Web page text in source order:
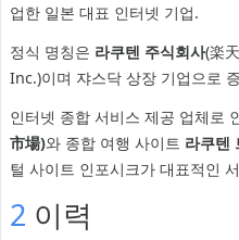
업한 일본 대표 인터넷 기업.
정식 명칭은 라쿠텐 주식회사(楽天
Inc.)이며 쟈스닥 상장 기업으로
인터넷 종합 서비스 제공 업체로
市場)와 종합 여행 사이트 라쿠텐
털 사이트 인포시크가 대표적인
2 이력